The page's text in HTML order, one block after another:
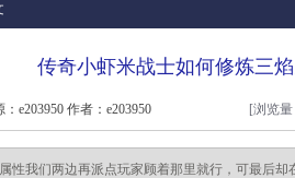
传奇小虾米战士如何修炼三
e203950 作者：e203950 [浏览
性我们两边再派点玩家顾着那里就行，可最后